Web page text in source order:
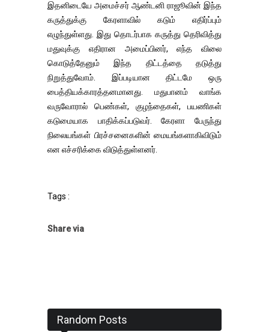
இதனிடையே அமைச்சர் ஆண்டனி ராஜூவின் இந்த
கருத்துக்கு கேரளாவில் கடும் எதிர்ப்பும்
எழுந்துள்ளது. இது தொடர்பாக கருத்து தெரிவித்து
மதுவுக்கு எதிரான அமைப்பினர், எந்த விலை
கொடுத்தேனும் இந்த திட்டத்தை தடுத்து
நிறுத்துவோம். இப்படியான திட்டமே ஒரு
பைத்தியக்காரத்தனமானது. மதுபானம் வாங்க
வருவோரால் பெண்கள், குழந்தைகள், பயணிகள்
கடுமையாக பாதிக்கப்படுவர். கேரளா பேருந்து
நிலையங்கள் பிரச்சனைகளின் மையங்களாகிவிடும்
என எச்சரிக்கை விடுத்துள்ளனர்.
Tags :
Share via
Random Posts